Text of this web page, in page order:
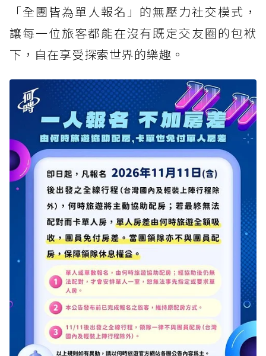
「全團皆為單人報名」的無壓力社交模式，
讓每一位旅客都能在沒有既定交友圈的包袱
下，自在享受探索世界的樂趣。